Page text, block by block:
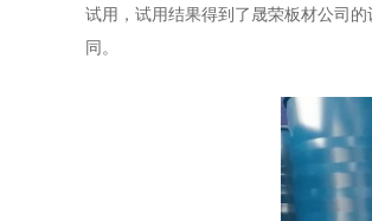
试用，试用结果得到了晟荣板材公司
同。